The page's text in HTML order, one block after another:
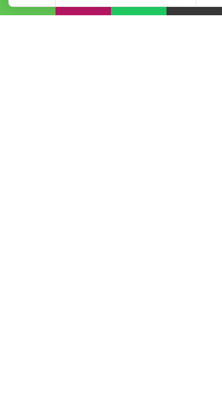
Vermekle Birlikte Yakıt Sarfiyatını Yükseltir, Performansı